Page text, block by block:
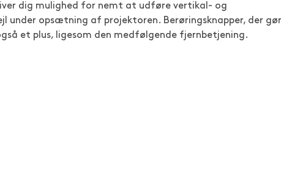
dig mulighed for nemt at udføre vertikal- og
under opsætning af projektoren. Berøringsknapper, der gør
et plus, ligesom den medfølgende fjernbetjening.